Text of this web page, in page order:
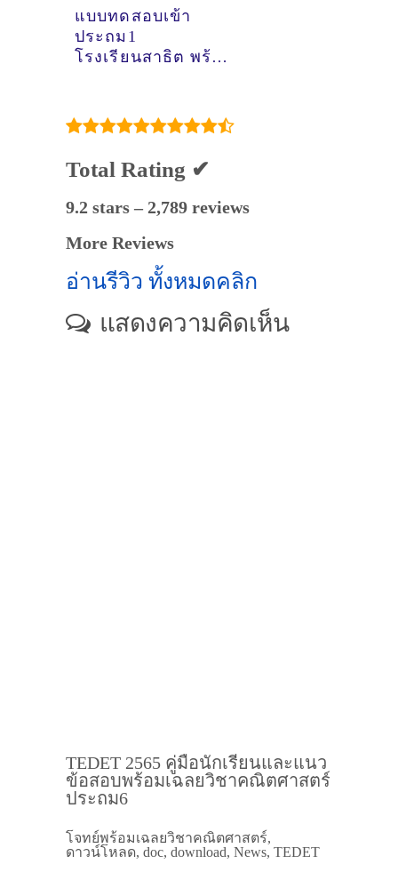
แบบทดสอบเข้า
ประถม1
โรงเรียนสาธิต พร้อม
Total Rating ✔
9.2 stars – 2,789 reviews
More Reviews
อ่านรีวิว ทั้งหมดคลิก
แสดงความคิดเห็น
TEDET 2565 คู่มือนักเรียนและแนว
ข้อสอบพร้อมเฉลยวิชาคณิตศาสตร์
ประถม6
โจทย์พร้อมเฉลยวิชาคณิตศาสตร์,
ดาวน์โหลด, doc, download, News, TEDET